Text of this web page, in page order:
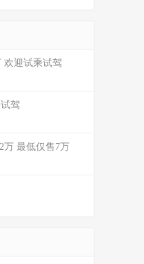
欢迎试乘试驾
驾
万 最低仅售7万